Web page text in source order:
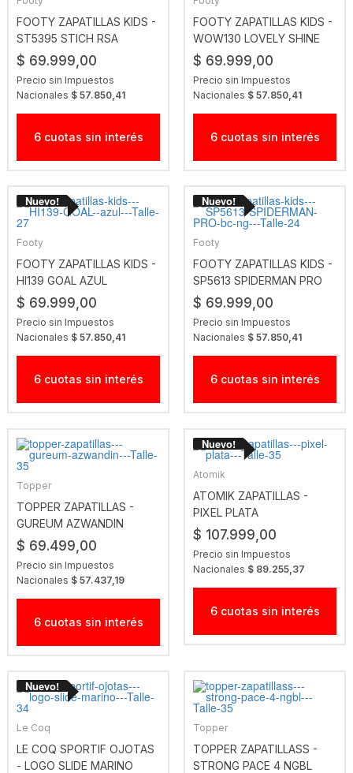
FOOTY ZAPATILLAS KIDS -
ST5395 STICH RSA
$ 69.999,00
Precio sin Impuestos
Nacionales $ 57.850,41
6 cuotas sin interés
FOOTY ZAPATILLAS KIDS -
WOW130 LOVELY SHINE
ROSA
$ 69.999,00
Precio sin Impuestos
Nacionales $ 57.850,41
6 cuotas sin interés
Footy
FOOTY ZAPATILLAS KIDS -
HI139 GOAL AZUL
$ 69.999,00
Precio sin Impuestos
Nacionales $ 57.850,41
6 cuotas sin interés
Footy
FOOTY ZAPATILLAS KIDS -
SP5613 SPIDERMAN PRO
BC NG
$ 69.999,00
Precio sin Impuestos
Nacionales $ 57.850,41
6 cuotas sin interés
Topper
TOPPER ZAPATILLAS -
GUREUM AZWANDIN
$ 69.499,00
Precio sin Impuestos
Nacionales $ 57.437,19
6 cuotas sin interés
Atomik
ATOMIK ZAPATILLAS -
PIXEL PLATA
$ 107.999,00
Precio sin Impuestos
Nacionales $ 89.255,37
6 cuotas sin interés
Le Coq
LE COQ SPORTIF OJOTAS
- LOGO SLIDE MARINO
Topper
TOPPER ZAPATILLASS -
STRONG PACE 4 NGBL